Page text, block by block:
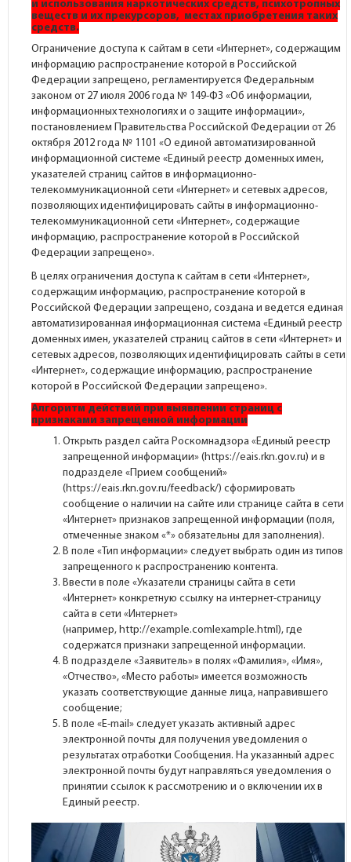
и использования наркотических средств, психотропных
веществ и их прекурсоров, местах приобретения таких
средств.
Ограничение доступа к сайтам в сети «Интернет», содержащим
информацию распространение которой в Российской
Федерации запрещено, регламентируется Федеральным
законом от 27 июля 2006 года № 149-ФЗ «Об информации,
информационных технологиях и о защите информации»,
постановлением Правительства Российской Федерации от 26
октября 2012 года № 1101 «О единой автоматизированной
информационной системе «Единый реестр доменных имен,
указателей страниц сайтов в информационно-
телекоммуникационной сети «Интернет» и сетевых адресов,
позволяющих идентифицировать сайты в информационно-
телекоммуникационной сети «Интернет», содержащие
информацию, распространение которой в Российской
Федерации запрещено».
В целях ограничения доступа к сайтам в сети «Интернет»,
содержащим информацию, распространение которой в
Российской Федерации запрещено, создана и ведется единая
автоматизированная информационная система «Единый реестр
доменных имен, указателей страниц сайтов в сети «Интернет» и
сетевых адресов, позволяющих идентифицировать сайты в сети
«Интернет», содержащие информацию, распространение
которой в Российской Федерации запрещено».
Алгоритм действий при выявлении страниц с
признаками запрещенной информации
Открыть раздел сайта Роскомнадзора «Единый реестр
запрещенной информации» (https://eais.rkn.gov.ru) и в
подразделе «Прием сообщений»
(https://eais.rkn.gov.ru/feedback/) сформировать
cообщение о наличии на сайте или странице сайта в сети
«Интернет» признаков запрещенной информации (поля,
отмеченные знаком «*» обязательны для заполнения).
В поле «Тип информации» следует выбрать один из типов
запрещенного к распространению контента.
Ввести в поле «Указатели страницы сайта в сети
«Интернет» конкретную ссылку на интернет-страницу
сайта в сети «Интернет»
(например,http://example.comlexample.html), где
содержатся признаки запрещенной информации.
В подразделе «Заявитель» в полях «Фамилия», «Имя»,
«Отчество», «Место работы» имеется возможность
указать соответствующие данные лица, направившего
сообщение;
В поле «Е-mail» следует указать активный адрес
электронной почты для получения уведомления о
результатах отработки Сообщения. На указанный адрес
электронной почты будут направляться уведомления о
принятии ссылок к рассмотрению и о включении их в
Единый реестр.